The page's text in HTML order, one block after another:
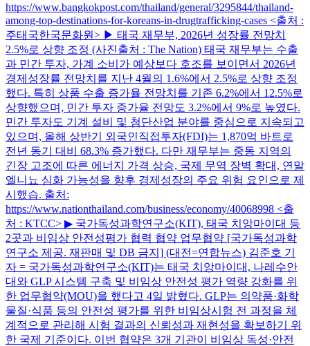
https://www.bangkokpost.com/thailand/general/3295844/thailand-
among-top-destinations-for-koreans-in-drugtrafficking-cases <출처 :
주태국한국문화원> ▶ 태국 재무부, 2026년 성장률 전망치
2.5%로 상향 조정 (사진출처 : The Nation) 태국 재무부는 수출
과 민간 투자, 가계 소비가 예상보다 호조를 보이면서 2026년
경제성장률 전망치를 지난 4월의 1.6%에서 2.5%로 상향 조정
했다. 특히 상품 수출 증가율 전망치를 기존 6.2%에서 12.5%로
상향했으며, 민간 투자 증가율 전망도 3.2%에서 9%로 높였다.
민간 투자도 기계 설비 및 첨단산업 분야를 중심으로 지속되고
있으며, 올해 상반기 외국인직접투자(FDI)는 1,870억 바트로
전년 동기 대비 68.3% 증가했다. 다만 재무부는 중동 지역의
긴장 고조에 따른 에너지 가격 상승, 국제 무역 장벽 확대, 연말
엘니뇨 심화 가능성을 향후 경제성장의 주요 위험 요인으로 제
시했습. 출처:
https://www.nationthailand.com/business/economy/40068998 <출
처 : KTCC> ▶ 국가독성과학연구소(KIT), 태국 치앙마이대 등
2곳과 비임상 안전성평가 협력 협약 업무협약 [국가독성과학
연구소 제공. 재판매 및 DB 금지] (대전=연합뉴스) 김준호 기
자 = 국가독성과학연구소(KIT)는 태국 치앙마이대, 나레수안
대와 GLP 시스템 구축 및 비임상 안전성 평가 역량 강화를 위
한 업무협약(MOU)을 했다고 4일 밝혔다. GLP는 의약품·화학
물질·식품 등의 안전성 평가를 위한 비임상시험 전 과정을 체
계적으로 관리해 시험 결과의 신뢰성과 재현성을 확보하기 위
한 국제 기준이다. 이번 협약은 3개 기관이 비임상 독성·안전